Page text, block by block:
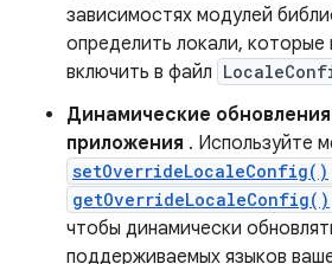
зависимостях модулей
определить локали,
включить в файл
Динамические
приложения . Используйте
setOverrideLocaleConfig()
getOverrideLocaleConfig()
чтобы динамически
поддерживаемых языков